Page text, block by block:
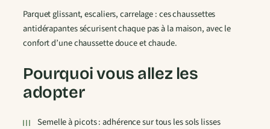
,
9
0
€
s
e
t
e
s
A
n
Parquet glissant, escaliers, carrelage : ces chaussettes
antidérapantes sécurisent chaque pas à la maison, avec le
confort d’une chaussette douce et chaude.
Pourquoi vous allez les
adopter
Semelle à picots : adhérence sur tous les sols lisses